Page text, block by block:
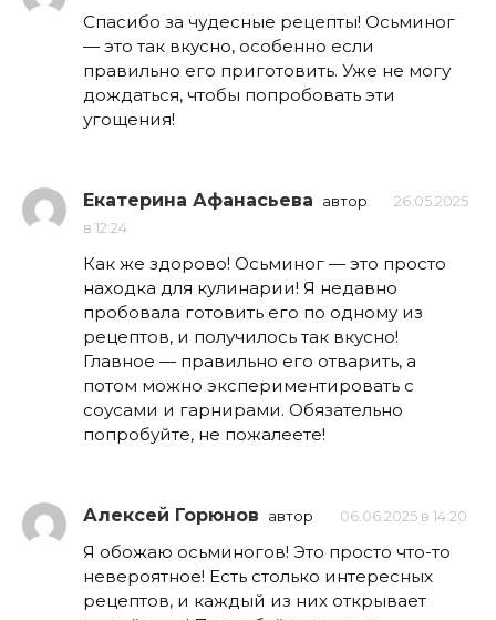
Спасибо за чудесные рецепты! Осьминог
— это так вкусно, особенно если
правильно его приготовить. Уже не могу
дождаться, чтобы попробовать эти
угощения!
Екатерина Афанасьева автор
26.05.2025
в 12:24
Как же здорово! Осьминог — это просто
находка для кулинарии! Я недавно
пробовала готовить его по одному из
рецептов, и получилось так вкусно!
Главное — правильно его отварить, а
потом можно экспериментировать с
соусами и гарнирами. Обязательно
попробуйте, не пожалеете!
Алексей Горюнов автор 06.06.2025 в 14:20
Я обожаю осьминогов! Это просто что-то
невероятное! Есть столько интересных
рецептов, и каждый из них открывает